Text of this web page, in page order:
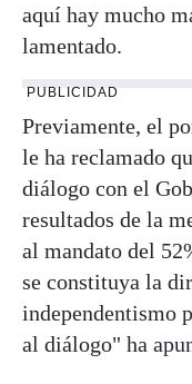
aquí hay mucho
lamentado.
PUBLICIDAD
Previamente, el
le ha reclamado
diálogo con el
resultados de la
al mandato del
se constituya la
independentismo
al diálogo" ha